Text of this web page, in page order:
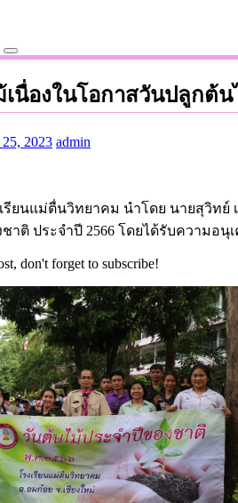
นื่องในโอกาสวันปลูกต้น
2023 admin
เรียนแม่ตื่นวิทยาคม นำโดย นายสุวิท
าติ ประจำปี 2566 โดยได้รับความอ
don't forget to subscribe!